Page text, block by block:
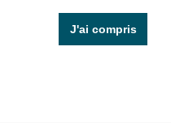
J'ai compris